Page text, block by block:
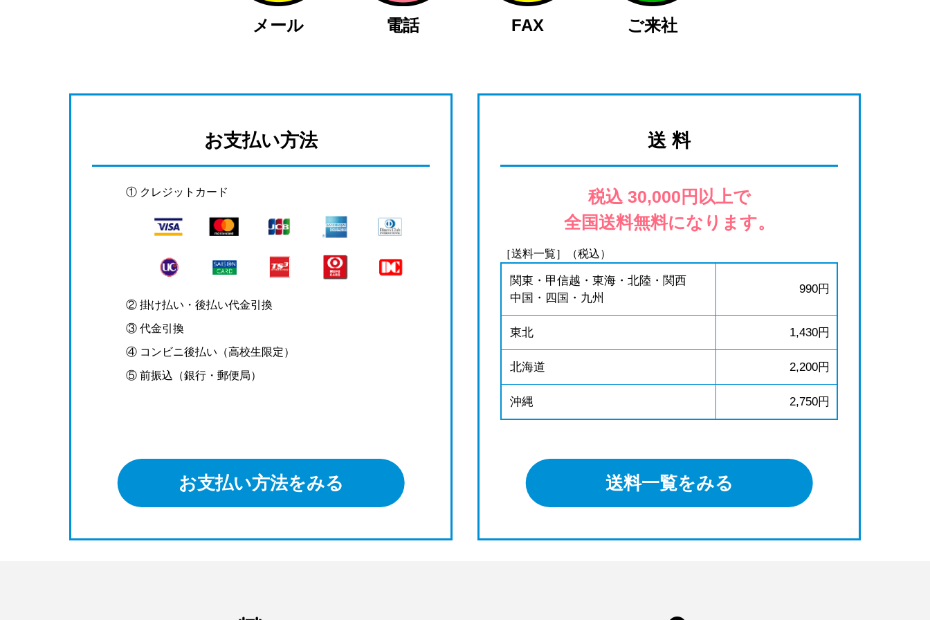
メール 電話 FAX ご来社
お支払い方法
① クレジットカード
② 掛け払い・後払い代金引換
③ 代金引換
④ コンビニ後払い（高校生限定）
⑤ 前振込（銀行・郵便局）
お支払い方法をみる
送 料
税込 30,000円以上で
全国送料無料になります。
［送料一覧］（税込）
関東・甲信越・東海・北陸・関西
中国・四国・九州
990円
東北 1,430円
北海道 2,200円
沖縄 2,750円
送料一覧をみる